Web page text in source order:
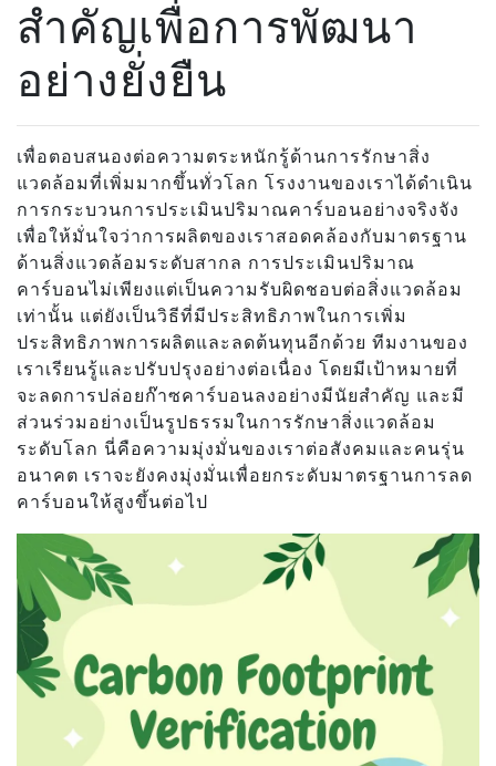
สำคัญเพื่อการพัฒนา
อย่างยั่งยืน
เพื่อตอบสนองต่อความตระหนักรู้ด้านการรักษาสิ่ง
แวดล้อมที่เพิ่มมากขึ้นทั่วโลก โรงงานของเราได้ดำเนิน
การกระบวนการประเมินปริมาณคาร์บอนอย่างจริงจัง
เพื่อให้มั่นใจว่าการผลิตของเราสอดคล้องกับมาตรฐาน
ด้านสิ่งแวดล้อมระดับสากล การประเมินปริมาณ
คาร์บอนไม่เพียงแต่เป็นความรับผิดชอบต่อสิ่งแวดล้อม
เท่านั้น แต่ยังเป็นวิธีที่มีประสิทธิภาพในการเพิ่ม
ประสิทธิภาพการผลิตและลดต้นทุนอีกด้วย ทีมงานของ
เราเรียนรู้และปรับปรุงอย่างต่อเนื่อง โดยมีเป้าหมายที่
จะลดการปล่อยก๊าซคาร์บอนลงอย่างมีนัยสำคัญ และมี
ส่วนร่วมอย่างเป็นรูปธรรมในการรักษาสิ่งแวดล้อม
ระดับโลก นี่คือความมุ่งมั่นของเราต่อสังคมและคนรุ่น
อนาคต เราจะยังคงมุ่งมั่นเพื่อยกระดับมาตรฐานการลด
คาร์บอนให้สูงขึ้นต่อไป